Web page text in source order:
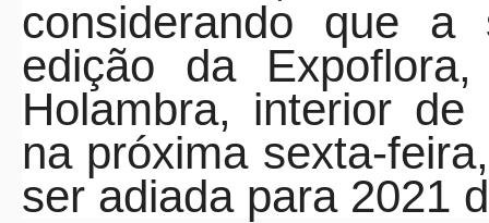
considerando que
edição da
Holambra, interior
na próxima sexta-
ser adiada para 2021